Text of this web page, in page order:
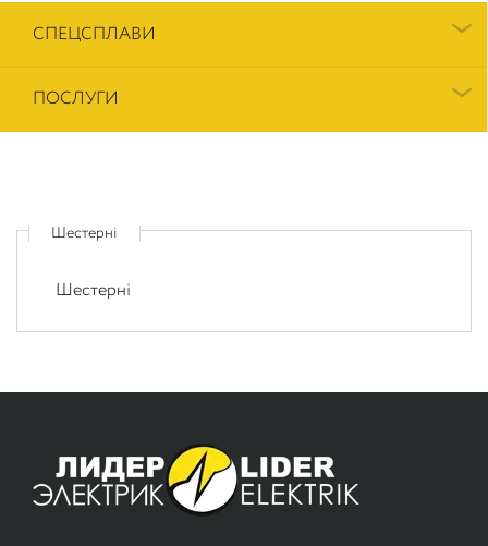
СПЕЦСПЛАВИ
ПОСЛУГИ
Шестерні
Шестерні